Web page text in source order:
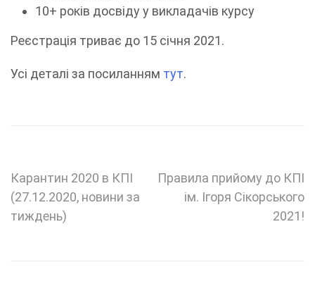
10+ років досвіду у викладачів курсу
Реєстрація триває до 15 січня 2021.
Усі деталі за посиланням тут.
Навігація
записів
Карантин 2020 в КПІ
(27.12.2020, новини за
тиждень)
Правила прийому до КПІ
ім. Ігоря Сікорського
2021!